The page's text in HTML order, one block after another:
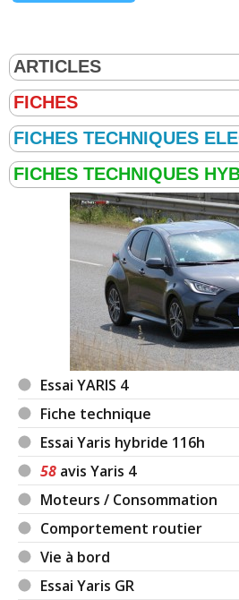
Essai YARIS 4
Fiche technique
Essai Yaris hybride 116h
58 avis Yaris 4
Moteurs / Consommation
Comportement routier
Vie à bord
Essai Yaris GR